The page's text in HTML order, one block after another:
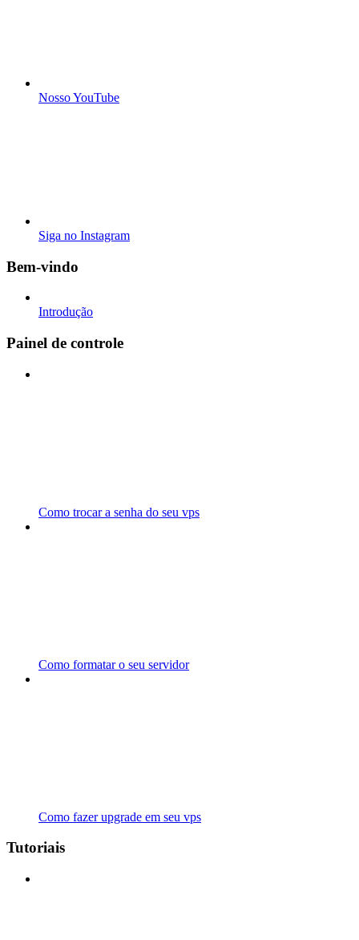
Nosso YouTube
Siga no Instagram
Bem-vindo
Introdução
Painel de controle
Como trocar a senha do seu vps
Como formatar o seu servidor
Como fazer upgrade em seu vps
Tutoriais